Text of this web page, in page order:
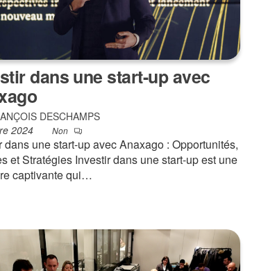
dans une start-up avec
DESCHAMPS
2024
Non
dans une start-up avec Anaxago : Opportunités,
et Stratégies Investir dans une start-up est une
captivante qui…